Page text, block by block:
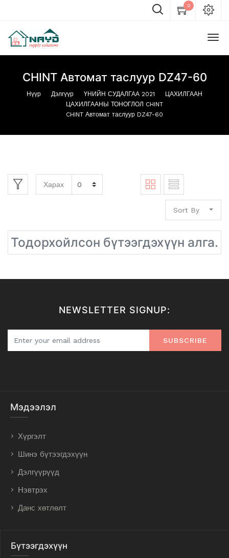
0
CHINT Автомат таслуур DZ47-60
Нүүр Дэлгүүр ҮНИЙН СУДАЛГАА 2021
ЦАХИЛГААН
ЦАХИЛГААНЫ ТОНОГЛОЛ CHINT
CHINT Автомат таслуур DZ47-60
Харах
Sort By
Тодорхойлсон бүтээгдэхүүн алга.
NEWSLETTER SIGNUP:
SUBSCRIBE
Мэдээлэл
Хүргэлт
Шинэ бүтээгдэхүүн
Дэлгүүрүүд
Нэвтрэх
Данс хөтлөлт
Бүтээгдэхүүн